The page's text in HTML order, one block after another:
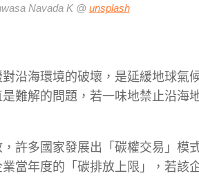
Navada K @ unsplash
沿海環境的破壞，是延緩地球氣
難解的問題，若一味地禁止沿海
許多國家發展出「碳權交易」模
當年度的「碳排放上限」，若該